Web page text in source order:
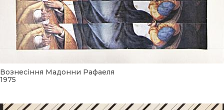
Вознесіння Мадонни Рафаеля
1975